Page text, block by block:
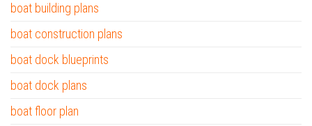
boat building plans
boat construction plans
boat dock blueprints
boat dock plans
boat floor plan